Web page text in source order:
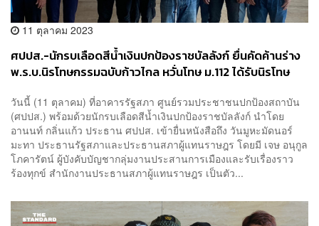
11 ตุลาคม 2023
ศปปส.-นักรบเลือดสีน้ำเงินปกป้องราชบัลลังก์ ยื่นคัดค้านร่าง
พ.ร.บ.นิรโทษกรรมฉบับก้าวไกล หวั่นโทษ ม.112 ได้รับนิรโทษ
วันนี้ (11 ตุลาคม) ที่อาคารรัฐสภา ศูนย์รวมประชาชนปกป้องสถาบัน
(ศปปส.) พร้อมด้วยนักรบเลือดสีน้ำเงินปกป้องราชบัลลังก์ นำโดย
อานนท์ กลิ่นแก้ว ประธาน ศปปส. เข้ายื่นหนังสือถึง วันมูหะมัดนอร์
มะทา ประธานรัฐสภาและประธานสภาผู้แทนราษฎร โดยมี เจษ อนุกูล
โภคารัตน์ ผู้บังคับบัญชากลุ่มงานประสานการเมืองและรับเรื่องราว
ร้องทุกข์ สำนักงานประธานสภาผู้แทนราษฎร เป็นตัว...